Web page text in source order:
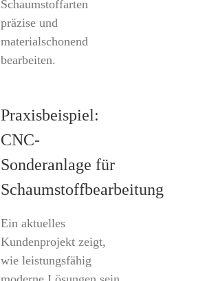
Schaumstoffarten
präzise und
materialschonend
bearbeiten.
Praxisbeispiel:
CNC-
Sonderanlage für
Schaumstoffbearbeitung
Ein aktuelles
Kundenprojekt zeigt,
wie leistungsfähig